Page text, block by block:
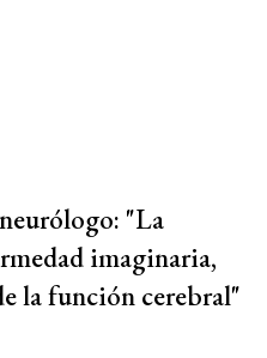
"La
imaginaria,
la función cerebral"